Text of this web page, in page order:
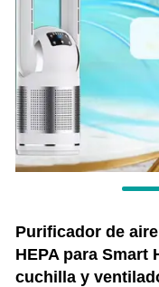
Purificador de
HEPA para Smart
cuchilla y